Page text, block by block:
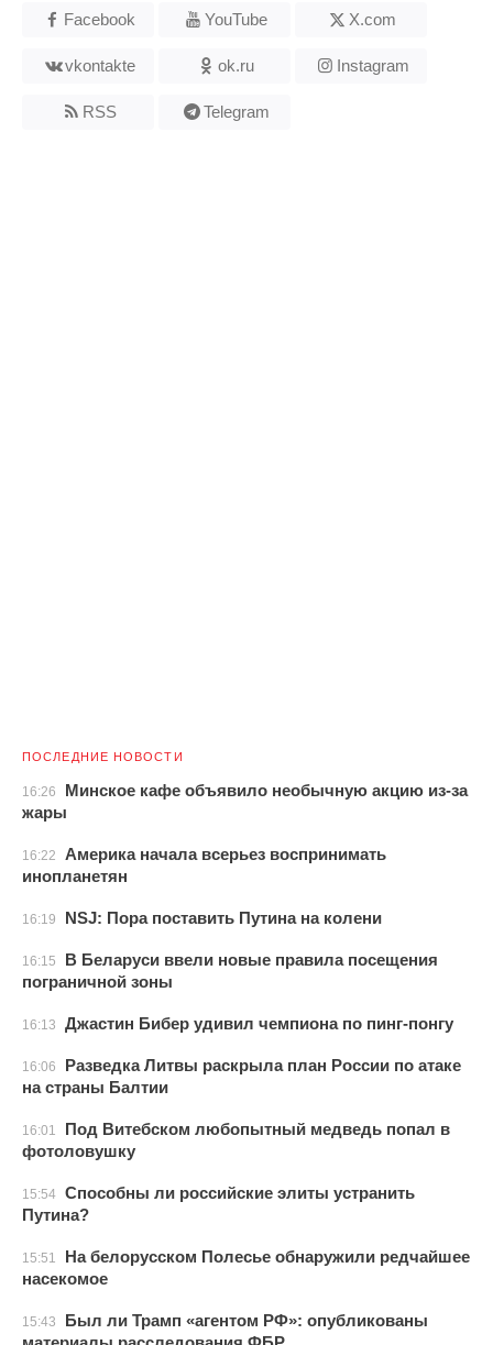
Facebook YouTube X.com
vkontakte ok.ru Instagram
RSS Telegram
ПОСЛЕДНИЕ НОВОСТИ
16:26
Минское кафе объявило необычную акцию из-за
жары
16:22
Америка начала всерьез воспринимать
инопланетян
16:19 NSJ: Пора поставить Путина на колени
16:15
В Беларуси ввели новые правила посещения
пограничной зоны
16:13 Джастин Бибер удивил чемпиона по пинг-понгу
16:06
Разведка Литвы раскрыла план России по атаке
на страны Балтии
16:01
Под Витебском любопытный медведь попал в
фотоловушку
15:54 Способны ли российские элиты устранить
Путина?
15:51
На белорусском Полесье обнаружили редчайшее
насекомое
15:43
Был ли Трамп «агентом РФ»: опубликованы